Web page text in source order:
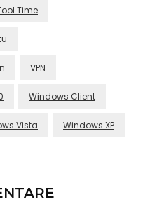
Time
VPN
Windows Client
Vista Windows XP